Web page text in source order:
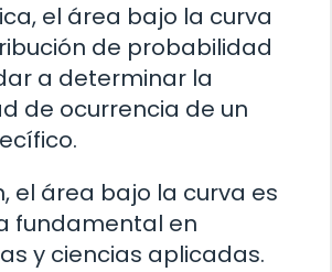
el área bajo la curva
de probabilidad
a determinar la
de ocurrencia de un
el área bajo la curva es
fundamental en
y ciencias aplicadas.